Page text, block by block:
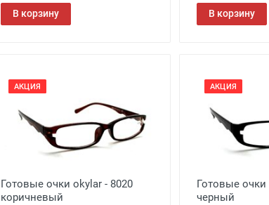
В корзину В корзину
АКЦИЯ
Готовые очки okylar - 8020
коричневый
АКЦИЯ
Готовые очки
черный